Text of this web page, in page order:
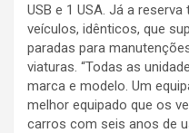
USB e 1 USA. Já a
veículos, idênticos, que
paradas para
viaturas. “Todas as
marca e modelo. Um
melhor equipado que os
carros com seis anos de